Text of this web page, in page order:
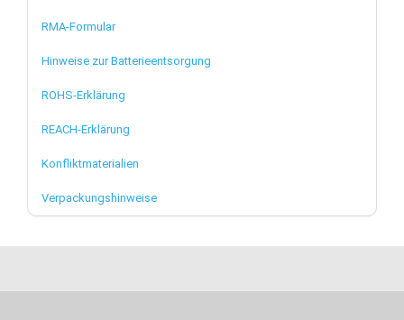
RMA-Formular
Hinweise zur Batterieentsorgung
ROHS-Erklärung
REACH-Erklärung
Konfliktmaterialien
Verpackungshinweise